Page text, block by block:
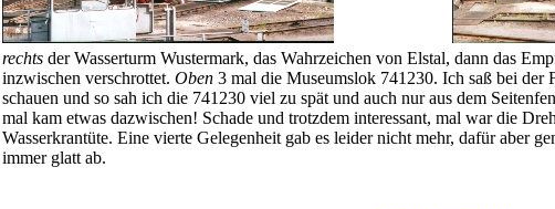
rechts der Wasserturm Wustermark, das Wahrzeichen von Elstal, dann das
inzwischen verschrottet. Oben 3 mal die Museumslok 741230. Ich saß bei
schauen und so sah ich die 741230 viel zu spät und auch nur aus dem
mal kam etwas dazwischen! Schade und trotzdem interessant, mal war die
Wasserkrantüte. Eine vierte Gelegenheit gab es leider nicht mehr, dafür aber
immer glatt ab.